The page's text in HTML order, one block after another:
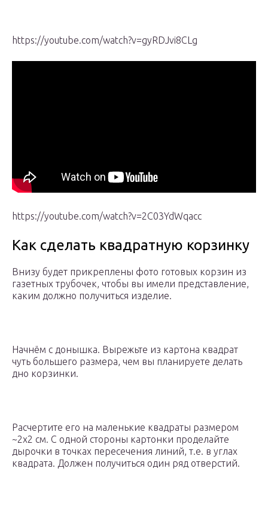
https://youtube.com/watch?v=gyRDJvi8CLg
https://youtube.com/watch?v=2C03YdWqacc
Как сделать квадратную корзинку
Внизу будет прикреплены фото готовых корзин из
газетных трубочек, чтобы вы имели представление,
каким должно получиться изделие.
Начнём с донышка. Вырежьте из картона квадрат
чуть большего размера, чем вы планируете делать
дно корзинки.
Расчертите его на маленькие квадраты размером
~2х2 см. С одной стороны картонки проделайте
дырочки в точках пересечения линий, т.е. в углах
квадрата. Должен получиться один ряд отверстий.